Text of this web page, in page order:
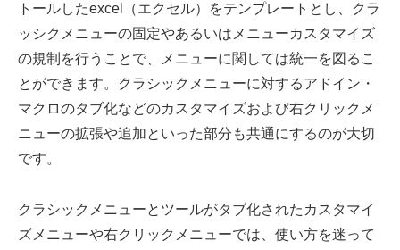
トールしたexcel（エクセル）をテンプレートとし、クラ
ッシクメニューの固定やあるいはメニューカスタマイズ
の規制を行うことで、メニューに関しては統一を図るこ
とができます。クラシックメニューに対するアドイン・
マクロのタブ化などのカスタマイズおよび右クリックメ
ニューの拡張や追加といった部分も共通にするのが大切
です。
クラシックメニューとツールがタブ化されたカスタマイ
ズメニューや右クリックメニューでは、使い方を迷って